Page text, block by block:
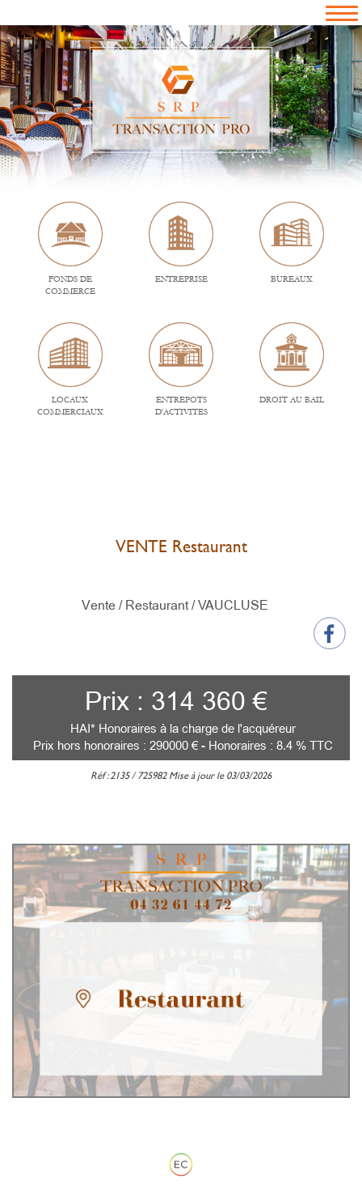
FONDS DE
COMMERCE
ENTREPRISE BUREAUX
LOCAUX
COMMERCIAUX
ENTREPOTS
D'ACTIVITES
DROIT AU BAIL
VENTE Restaurant
Vente / Restaurant /VAUCLUSE
Prix : 314 360 €
HAI* Honoraires à la charge de l'acquéreur
Prix hors honoraires : 290000 € - Honoraires : 8.4 % TTC
Réf : 2135 / 725982 Mise à jour le 03/03/2026